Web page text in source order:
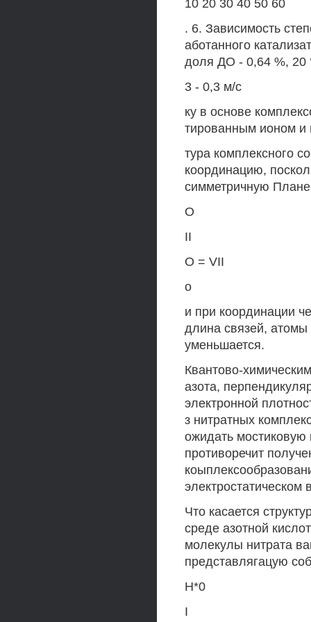
10 20 30 40 50 60
. 6. Зависимость
аботанного
доля ДО - 0,64 %, 20
3 - 0,3 м/с
ку в основе
тированным ионом и
тура комплексного
координацию,
симметричную
О
II
О = VII
о
и при координации
длина связей,
уменьшается.
Квантово-
азота,
электронной
з нитратных
ожидать мостиковую
противоречит
Что касается
среде азотной
молекулы нитрата
представлягацую
Н*0
I